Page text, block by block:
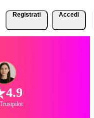
Registrati Accedi
4.9